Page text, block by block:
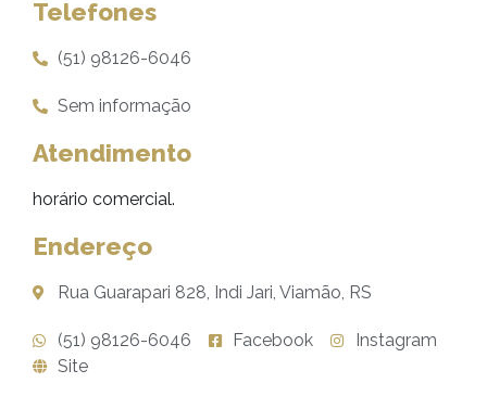
Telefones
(51) 98126-6046
Sem informação
Atendimento
horário comercial.
Endereço
Rua Guarapari 828, Indi Jari, Viamão, RS
(51) 98126-6046 Facebook
Instagram
Site